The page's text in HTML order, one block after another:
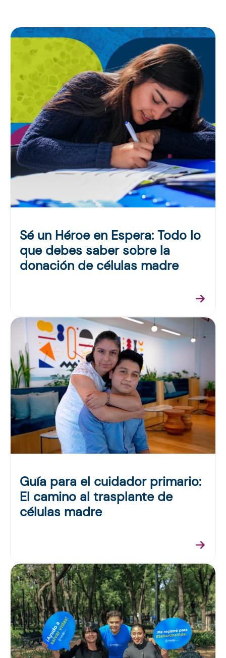
Sé un Héroe en Espera: Todo lo
que debes saber sobre la
donación de células madre
Guía para el cuidador primario:
El camino al trasplante de
células madre